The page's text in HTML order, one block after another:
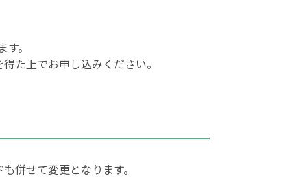
。
た上でお申し込みください。
併せて変更となります。